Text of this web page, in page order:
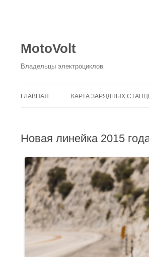
MotoVolt
Владельцы электроциклов
ГЛАВНАЯ КАРТА ЗАРЯДНЫХ
Новая линейка 2015